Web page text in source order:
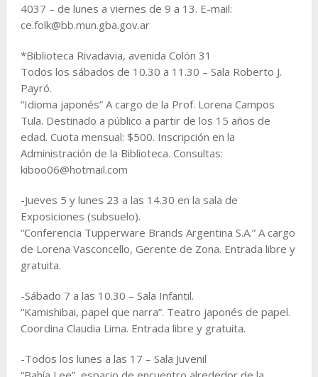
4037 – de lunes a viernes de 9 a 13. E-mail:
ce.folk@bb.mun.gba.gov.ar
*Biblioteca Rivadavia, avenida Colón 31
Todos los sábados de 10.30 a 11.30 – Sala Roberto J.
Payró.
“Idioma japonés” A cargo de la Prof. Lorena Campos
Tula. Destinado a público a partir de los 15 años de
edad. Cuota mensual: $500. Inscripción en la
Administración de la Biblioteca. Consultas:
kiboo06@hotmail.com
-Jueves 5 y lunes 23 a las 14.30 en la sala de
Exposiciones (subsuelo).
“Conferencia Tupperware Brands Argentina S.A.” A cargo
de Lorena Vasconcello, Gerente de Zona. Entrada libre y
gratuita.
-Sábado 7 a las 10.30 – Sala Infantil.
“Kamishibai, papel que narra”. Teatro japonés de papel.
Coordina Claudia Lima. Entrada libre y gratuita.
-Todos los lunes a las 17 – Sala Juvenil